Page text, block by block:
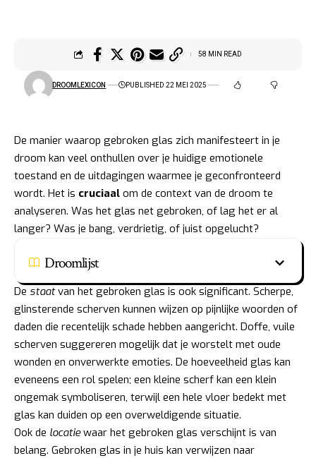
DROOMLEXICON PUBLISHED 22 MEI 2025
58 MIN READ
De manier waarop gebroken glas zich manifesteert in je
droom kan veel onthullen over je huidige emotionele
toestand en de uitdagingen waarmee je geconfronteerd
wordt. Het is cruciaal om de context van de droom te
analyseren. Was het glas net gebroken, of lag het er al
langer? Was je bang, verdrietig, of juist opgelucht?
Droomlijst
De staatvan het gebroken glas is ook significant. Scherpe,
glinsterende scherven kunnen wijzen op pijnlijke woorden of
daden die recentelijk schade hebben aangericht. Doffe, vuile
scherven suggereren mogelijk dat je worstelt met oude
wonden en onverwerkte emoties. De hoeveelheid glas kan
eveneens een rol spelen; een kleine scherf kan een klein
ongemak symboliseren, terwijl een hele vloer bedekt met
glas kan duiden op een overweldigende situatie.
Ook de locatiewaar het gebroken glas verschijnt is van
belang. Gebroken glas in je huis kan verwijzen naar